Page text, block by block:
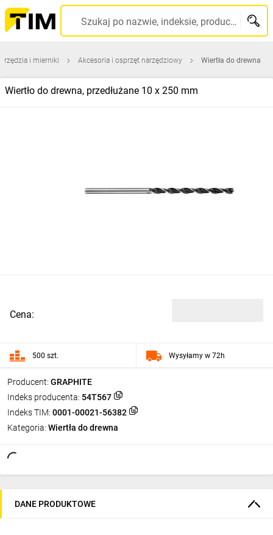
Szukaj po nazwie, indeksie, producencie, kodzie kreskowym...
i mierniki Akcesoria i osprzęt narzędziowy Wiertła do drewna
Wiertło do drewna, przedłużane 10 x 250 mm
Producent: GRAPHITE
Indeks producenta: 54T567
Indeks TIM: 0001-00021-56382
Kategoria: Wiertła do drewna
Cena:
500 szt. Wysyłamy w 72h
DANE PRODUKTOWE